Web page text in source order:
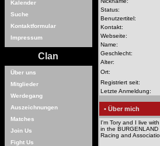
Kalender
Suche
Kontaktformular
Impressum
Clan
Über uns
Mitglieder
Werdegang
Auszeichnungen
Matches
Join Us
Fight Us
Status:
Benutzertitel:
Kontakt:
Webseite:
Name:
Geschlecht:
Alter:
Ort:
Registriert seit:
Letzte Anmeldung:
• Über mich
I'm Tory and I live
in the
Racing and